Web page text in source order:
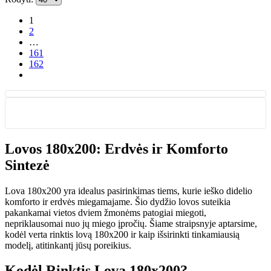
1
2
…
161
162
Lovos 180x200: Erdvės ir Komforto
Sintezė
Lova 180x200 yra idealus pasirinkimas tiems, kurie ieško didelio
komforto ir erdvės miegamajame. Šio dydžio lovos suteikia
pakankamai vietos dviem žmonėms patogiai miegoti,
nepriklausomai nuo jų miego įpročių. Šiame straipsnyje aptarsime,
kodėl verta rinktis lovą 180x200 ir kaip išsirinkti tinkamiausią
modelį, atitinkantį jūsų poreikius.